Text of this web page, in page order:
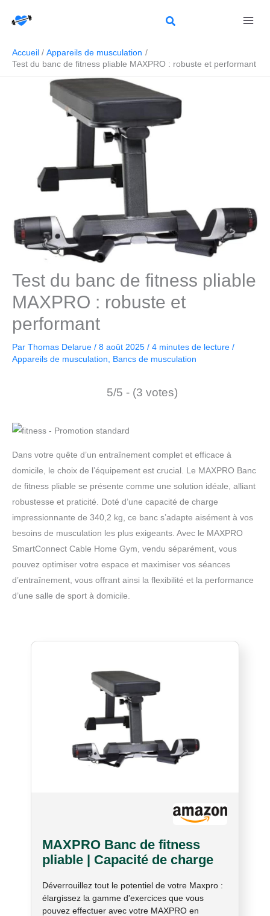
Accueil
Appareils de musculation
Test du banc de fitness pliable MAXPRO : robuste et performant
Test du banc de fitness pliable
MAXPRO : robuste et
performant
Par Thomas Delarue / 8 août 2025 / 4 minutes de lecture /
Appareils de musculation
Bancs de musculation
5/5 - (3 votes)
Dans votre quête d’un entraînement complet et efficace à
domicile, le choix de l’équipement est crucial. Le MAXPRO Banc
de fitness pliable se présente comme une solution idéale, alliant
robustesse et praticité. Doté d’une capacité de charge
impressionnante de 340,2 kg, ce banc s’adapte aisément à vos
besoins de musculation les plus exigeants. Avec le MAXPRO
SmartConnect Cable Home Gym, vendu séparément, vous
pouvez optimiser votre espace et maximiser vos séances
d’entraînement, vous offrant ainsi la flexibilité et la performance
d’une salle de sport à domicile.
MAXPRO Banc de fitness
pliable | Capacité de charge
SmartConnect Cable Home
Gym vendu séparément
Déverrouillez tout le potentiel de votre Maxpro :
élargissez la gamme d'exercices que vous
pouvez effectuer avec votre MAXPRO en